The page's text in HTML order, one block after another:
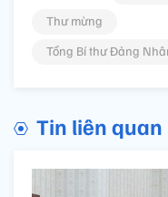
Thư mừng
Tổng Bí thư Đảng
Tin liên quan